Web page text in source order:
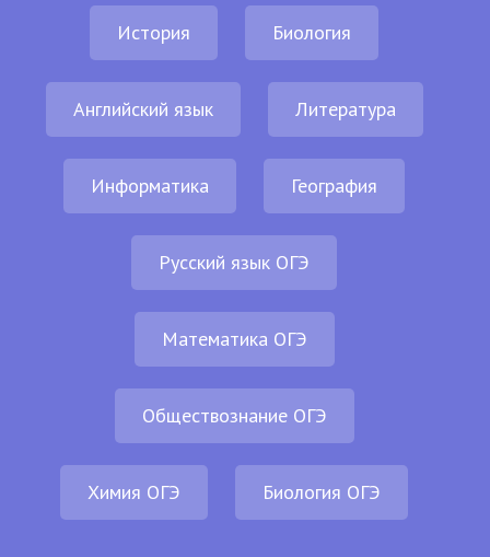
История Биология
Английский язык Литература
Информатика География
Русский язык ОГЭ
Математика ОГЭ
Обществознание ОГЭ
Химия ОГЭ Биология ОГЭ